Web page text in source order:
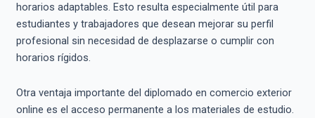
horarios adaptables. Esto resulta especialmente útil para
estudiantes y trabajadores que desean mejorar su perfil
profesional sin necesidad de desplazarse o cumplir con
horarios rígidos.
Otra ventaja importante del diplomado en comercio exterior
online es el acceso permanente a los materiales de estudio.